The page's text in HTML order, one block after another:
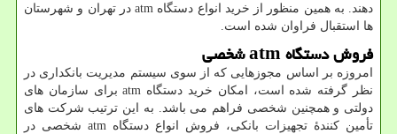
دهند. به همین منظور از خرید انواع دستگاه atm در تهران و شهرستان
ها استقبال فراوان شده است.
فروش دستگاهatmشخصی
امروزه بر اساس مجوزهایی که از سوی سیستم مدیریت بانکداری در
نظر گرفته شده است، امکان خرید دستگاه atmبرای سازمان های
دولتی و همچنین شخصی فراهم می باشد. به این ترتیب شرکت های
تأمین کنندۀ تجهیزات بانکی، فروش انواع دستگاه atm شخصی در